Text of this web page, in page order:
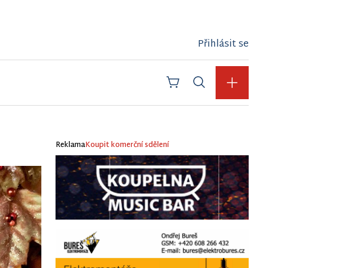
Přihlásit se
ReklamaKoupit komerční sdělení